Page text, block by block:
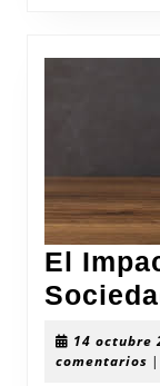
El
14 octubre
comentarios |